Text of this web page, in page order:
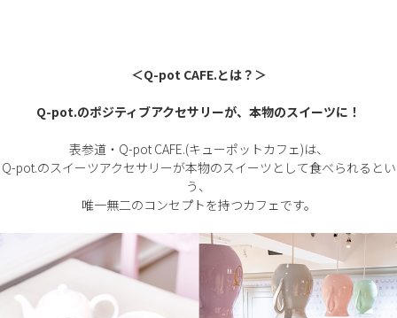
＜Q-pot CAFE.とは？＞
Q-pot.のポジティブアクセサリーが、本物のスイーツに！
表参道・Q-pot CAFE.(キューポットカフェ)は、
Q-pot.のスイーツアクセサリーが本物のスイーツとして食べられるとい
う、
唯一無二のコンセプトを持つカフェです。